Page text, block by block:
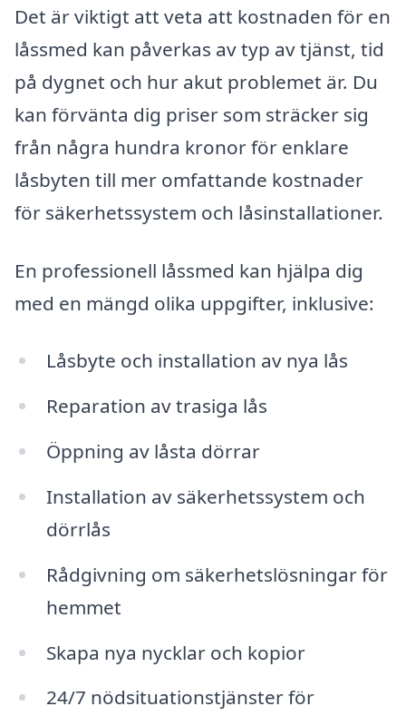
Det är viktigt att veta att kostnaden för en
låssmed kan påverkas av typ av tjänst, tid
på dygnet och hur akut problemet är. Du
kan förvänta dig priser som sträcker sig
från några hundra kronor för enklare
låsbyten till mer omfattande kostnader
för säkerhetssystem och låsinstallationer.
En professionell låssmed kan hjälpa dig
med en mängd olika uppgifter, inklusive:
Låsbyte och installation av nya lås
Reparation av trasiga lås
Öppning av låsta dörrar
Installation av säkerhetssystem och
dörrlås
Rådgivning om säkerhetslösningar för
hemmet
Skapa nya nycklar och kopior
24/7 nödsituationstjänster för